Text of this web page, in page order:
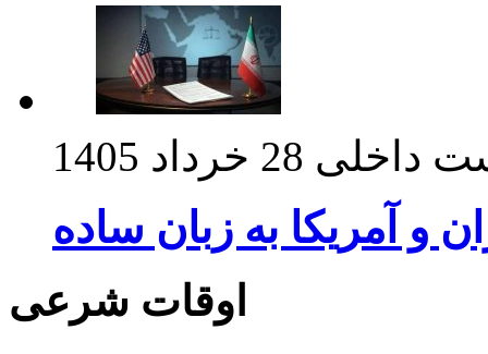
داخلی 28 خرداد 1405
و آمریکا به زبان ساده
اوقات شرعی